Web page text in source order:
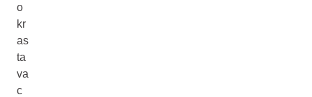
o
kr
as
ta
va
c